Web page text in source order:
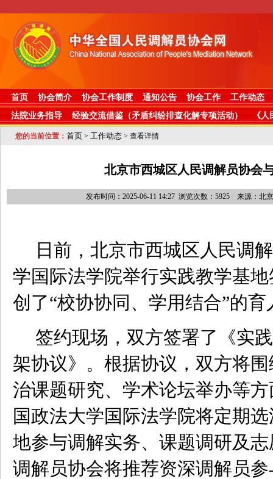
首页 协会简介 协会工作制度 通知公告 协会工作
工作动态
法院业务指导
经验交流借鉴（矛盾纠纷排查化解专项活动） 《
您的当前位置： 首页 > 工作动态 > 查看详情
北京市西城区人民调解员协会
发布时间：2025-06-11 14:27 浏览次数：5925 来源：北
日前，北京市西城区人民调
学国际法学院举行实践教学基
创了“校协协同、学用结合”的
签约现场，双方签署了《实
架协议》。根据协议，双方将
治课题研究、学术论坛举办等
国政法大学国际法学院将定期
地参与调解实务、课题调研及
调解员协会将推荐资深调解员